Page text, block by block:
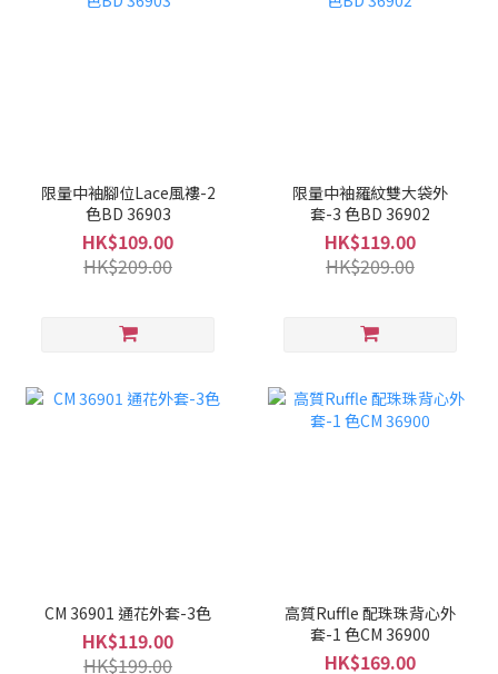
限量中袖腳位Lace風褸-2
色BD 36903
HK$109.00
HK$209.00
限量中袖羅紋雙大袋外
套-3 色BD 36902
HK$119.00
HK$209.00
CM 36901 通花外套-3色
HK$119.00
HK$199.00
高質Ruffle 配珠珠背心外
套-1 色CM 36900
HK$169.00